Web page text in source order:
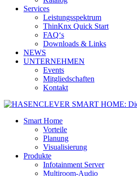
Services
Leistungsspektrum
ThinKnx Quick Start
FAQ‘s
Downloads & Links
NEWS
UNTERNEHMEN
Events
Mitgliedschaften
Kontakt
Smart Home
Vorteile
Planung
Visualisierung
Produkte
Infotainment Server
Multiroom-Audio